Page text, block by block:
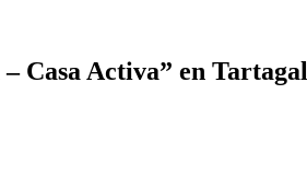
Casa Activa” en Tartagal